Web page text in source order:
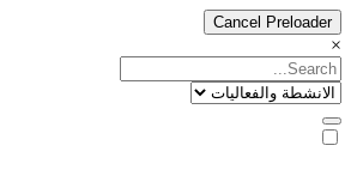
Cancel Preloader
×